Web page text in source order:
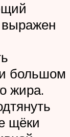
большом
жира.
щёки